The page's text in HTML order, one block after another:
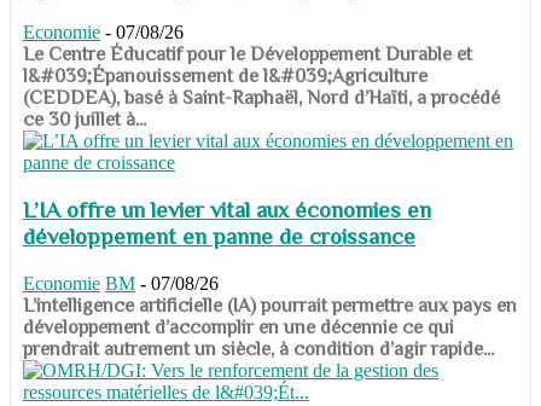
Economie - 07/08/26
​​​​​​​Le Centre Éducatif pour le Développement Durable et
l&#039;Épanouissement de l&#039;Agriculture
(CEDDEA), basé à Saint-Raphaël, Nord d’Haïti, a procédé
ce 30 juillet à...
L’IA offre un levier vital aux économies en
développement en panne de croissance
Economie BM - 07/08/26
​​​​​​​L’intelligence artificielle (IA) pourrait permettre aux pays en
développement d’accomplir en une décennie ce qui
prendrait autrement un siècle, à condition d’agir rapide...